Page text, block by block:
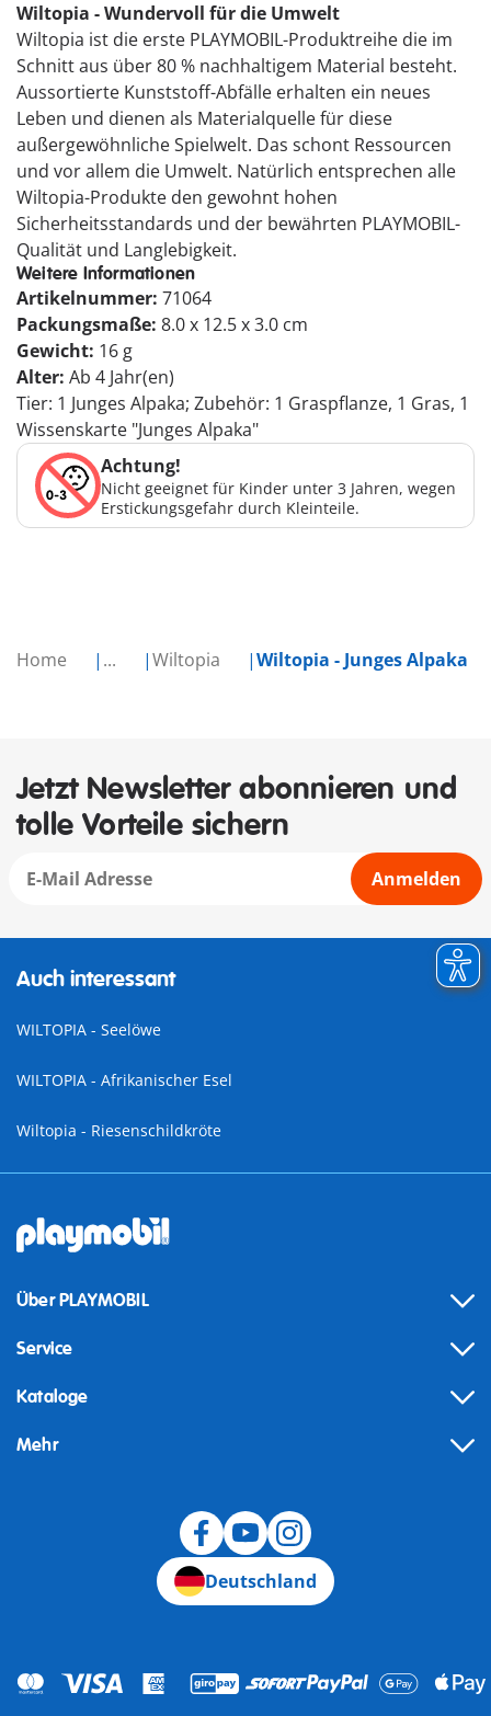
Home ... Wiltopia Wiltopia - Junges Alpaka
Wiltopia - Wundervoll für die Umwelt
Wiltopia ist die erste PLAYMOBIL-Produktreihe die im
Schnitt aus über 80 % nachhaltigem Material besteht.
Aussortierte Kunststoff-Abfälle erhalten ein neues
Leben und dienen als Materialquelle für diese
außergewöhnliche Spielwelt. Das schont Ressourcen
und vor allem die Umwelt. Natürlich entsprechen alle
Wiltopia-Produkte den gewohnt hohen
Sicherheitsstandards und der bewährten PLAYMOBIL-
Qualität und Langlebigkeit.
Weitere Informationen
Artikelnummer: 71064
Packungsmaße: 8.0 x 12.5 x 3.0 cm
Gewicht: 16 g
Alter: Ab 4 Jahr(en)
Tier: 1 Junges Alpaka; Zubehör: 1 Graspflanze, 1 Gras, 1
Wissenskarte "Junges Alpaka"
Achtung!
Nicht geeignet für Kinder unter 3 Jahren, wegen
Erstickungsgefahr durch Kleinteile.
Jetzt Newsletter abonnieren und
tolle Vorteile sichern
Anmelden
Auch interessant
WILTOPIA - Seelöwe
WILTOPIA - Afrikanischer Esel
Wiltopia - Riesenschildkröte
Über PLAYMOBIL
Service
Kataloge
Mehr
Deutschland